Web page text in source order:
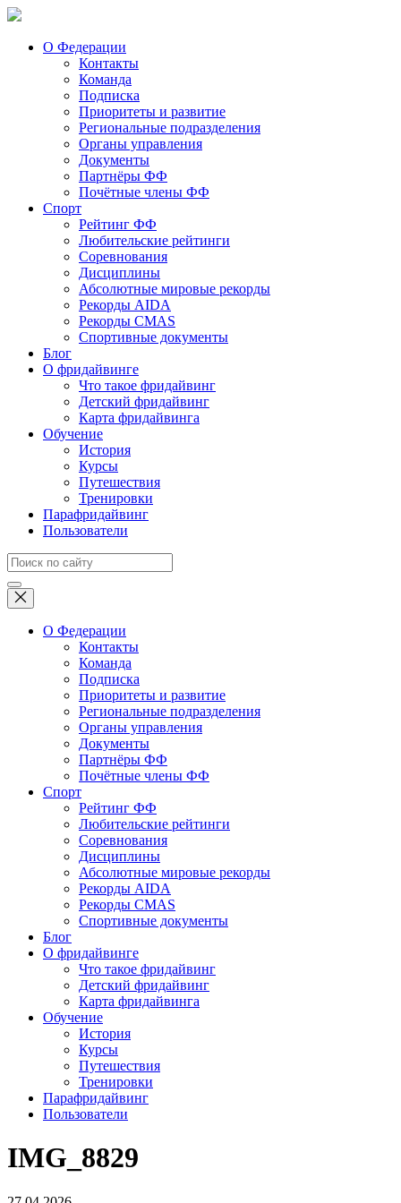
О Федерации
Контакты
Команда
Подписка
Приоритеты и развитие
Региональные подразделения
Органы управления
Документы
Партнёры ФФ
Почётные члены ФФ
Спорт
Рейтинг ФФ
Любительские рейтинги
Соревнования
Дисциплины
Абсолютные мировые рекорды
Рекорды AIDA
Рекорды CMAS
Спортивные документы
Блог
О фридайвинге
Что такое фридайвинг
Детский фридайвинг
Карта фридайвинга
Обучение
История
Курсы
Путешествия
Тренировки
Парафридайвинг
Пользователи
О Федерации
Контакты
Команда
Подписка
Приоритеты и развитие
Региональные подразделения
Органы управления
Документы
Партнёры ФФ
Почётные члены ФФ
Спорт
Рейтинг ФФ
Любительские рейтинги
Соревнования
Дисциплины
Абсолютные мировые рекорды
Рекорды AIDA
Рекорды CMAS
Спортивные документы
Блог
О фридайвинге
Что такое фридайвинг
Детский фридайвинг
Карта фридайвинга
Обучение
История
Курсы
Путешествия
Тренировки
Парафридайвинг
Пользователи
IMG_8829